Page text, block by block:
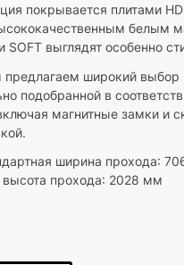
покрывается плитами
белым
выглядят особенно
широкий выбор
подобранной в
магнитные замки и
ширина прохода:
прохода: 2028 мм